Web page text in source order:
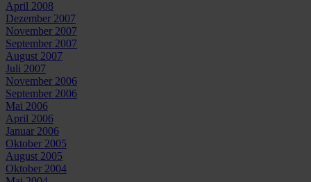
April 2008
Dezember 2007
November 2007
September 2007
August 2007
Juli 2007
November 2006
September 2006
Mai 2006
April 2006
Januar 2006
Oktober 2005
August 2005
Oktober 2004